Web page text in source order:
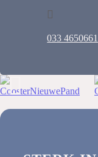
033 4650661